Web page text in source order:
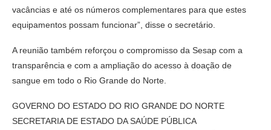
vacâncias e até os números complementares para que estes
equipamentos possam funcionar”, disse o secretário.
A reunião também reforçou o compromisso da Sesap com a
transparência e com a ampliação do acesso à doação de
sangue em todo o Rio Grande do Norte.
GOVERNO DO ESTADO DO RIO GRANDE DO NORTE
SECRETARIA DE ESTADO DA SAÚDE PÚBLICA